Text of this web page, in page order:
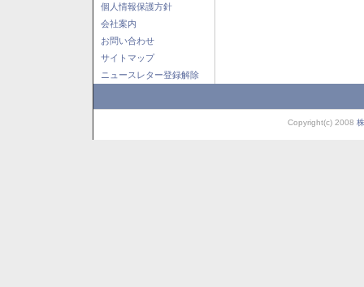
個人情報保護方針
会社案内
お問い合わせ
サイトマップ
ニュースレター登録解除
Copyright(c) 2008